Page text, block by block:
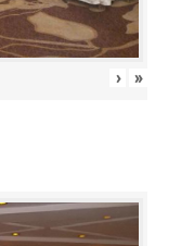
› »